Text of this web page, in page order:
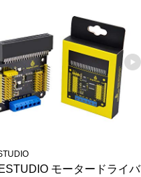
モータードライバ